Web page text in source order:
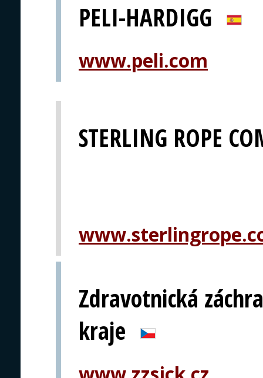
PELI-HARDIGG
www.peli.com
STERLING ROPE
Zdravotnická
kraje